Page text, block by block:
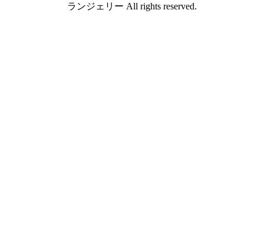
ランジェリー All rights reserved.